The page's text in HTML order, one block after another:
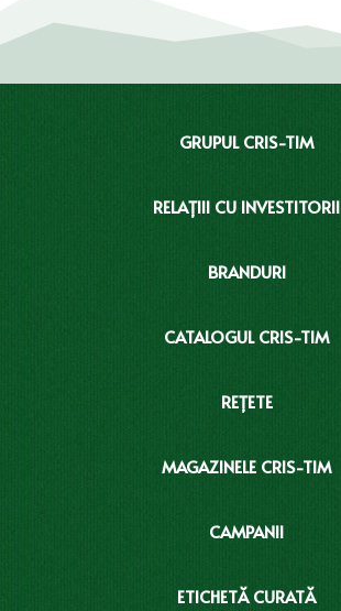
GRUPUL CRIS-TIM
RELAȚIII CU INVESTITORII
BRANDURI
CATALOGUL CRIS-TIM
REȚETE
MAGAZINELE CRIS-TIM
CAMPANII
ETICHETĂ CURATĂ